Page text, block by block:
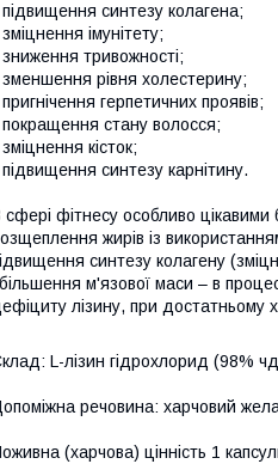
підвищення синтезу колагена;
зміцнення імунітету;
зниження тривожності;
зменшення рівня холестерину;
пригнічення герпетичних проявів;
покращення стану волосся;
зміцнення кісток;
підвищення синтезу карнітину.
сфері фітнесу особливо
жирів із
синтезу колагену
м'язової маси – в
лізину, при достатньому
L-лізин гідрохлорид (98%
речовина: харчовий
(харчова) цінність 1